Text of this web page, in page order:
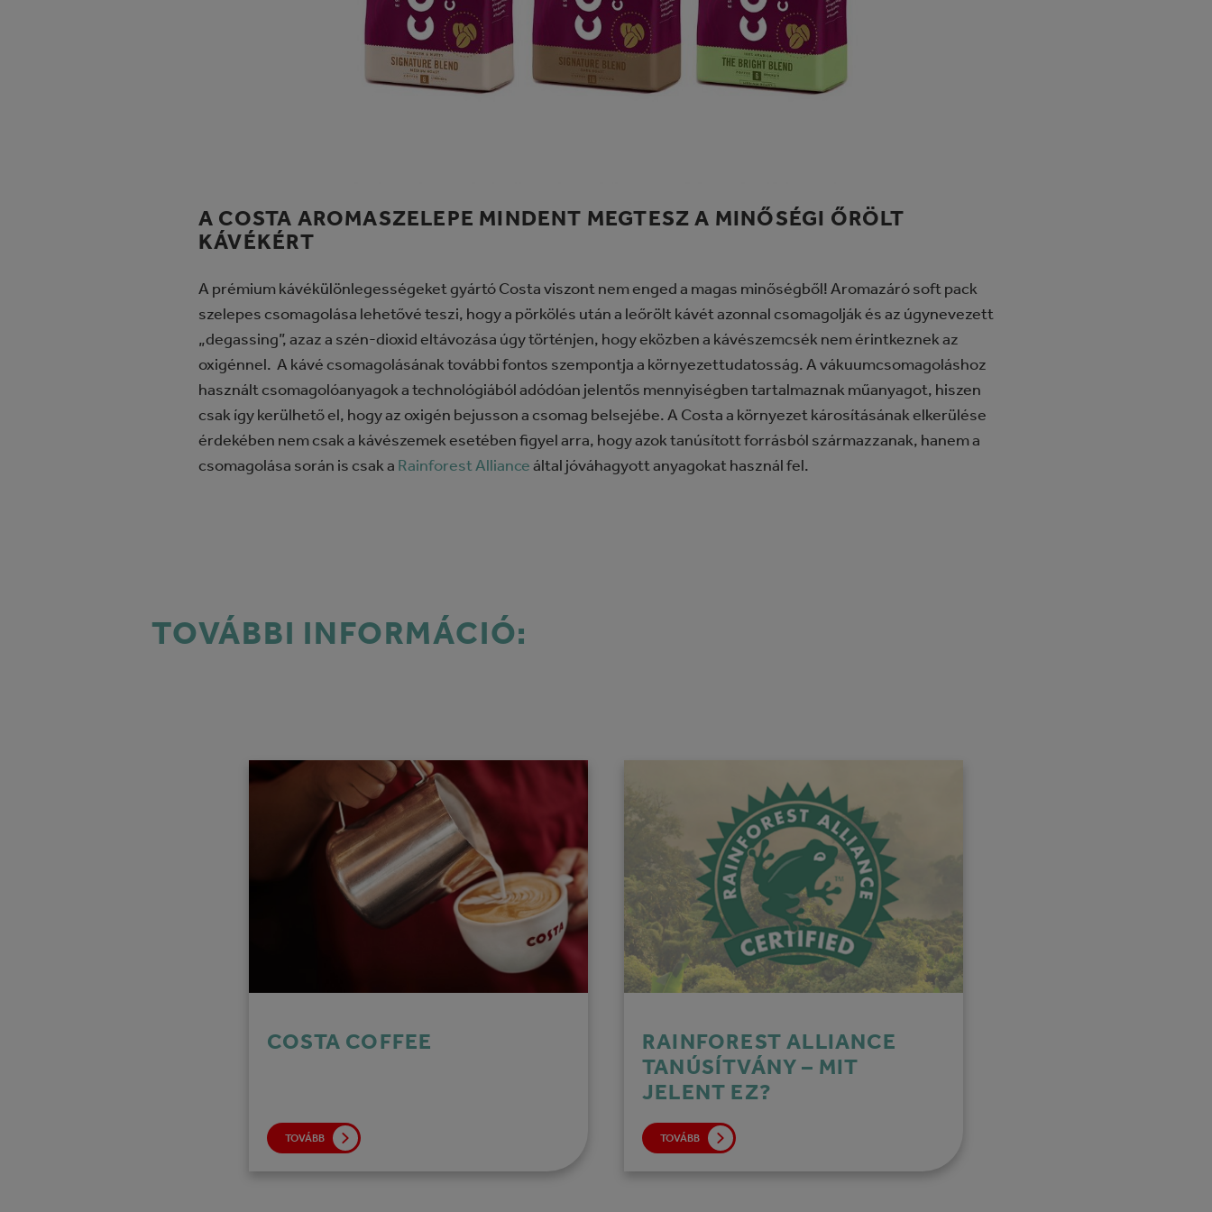
A COSTA AROMASZELEPE MINDENT MEGTESZ A MINŐSÉGI ŐRÖLT
KÁVÉKÉRT
A prémium kávékülönlegességeket gyártó Costa viszont nem enged a magas minőségből! Aromazáró soft pack
szelepes csomagolása lehetővé teszi, hogy a pörkölés után a leőrölt kávét azonnal csomagolják és az úgynevezett
„degassing”, azaz a szén-dioxid eltávozása úgy történjen, hogy eközben a kávészemcsék nem érintkeznek az
oxigénnel. A kávé csomagolásának további fontos szempontja a környezettudatosság. A vákuumcsomagoláshoz
használt csomagolóanyagok a technológiából adódóan jelentős mennyiségben tartalmaznak műanyagot, hiszen
csak így kerülhető el, hogy az oxigén bejusson a csomag belsejébe. A Costa a környezet károsításának elkerülése
érdekében nem csak a kávészemek esetében figyel arra, hogy azok tanúsított forrásból származzanak, hanem a
csomagolása során is csak a Rainforest Allianceáltal jóváhagyott anyagokat használ fel.
TOVÁBBI INFORMÁCIÓ:
COSTA COFFEE
TOVÁBB
RAINFOREST ALLIANCE
TANÚSÍTVÁNY – MIT
JELENT EZ?
TOVÁBB